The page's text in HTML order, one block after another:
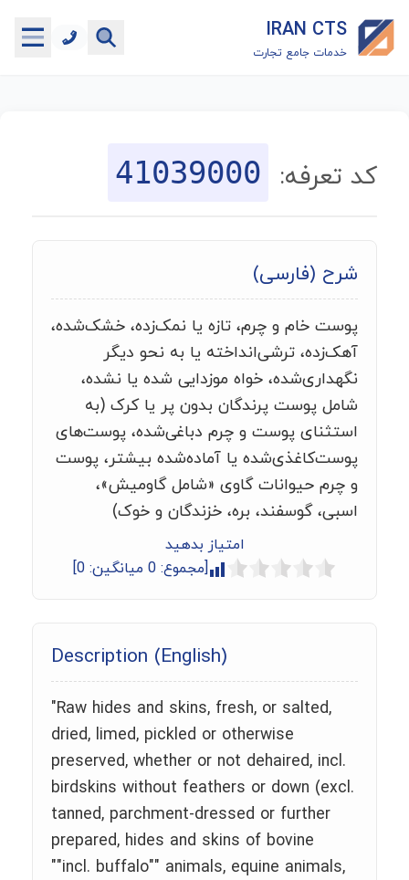
IRAN CTS
خدمات جامع تجارت
جستجوگر تعرفه گمرکی
ماشین حساب گمرکی
خدمات رایگان دیگر
کد تعرفه: 41039000
شرح (فارسی)
پوست خام و چرم، تازه یا نمک‌زده، خشک‌شده،
آهک‌زده، ترشی‌انداخته یا به نحو دیگر
نگهداری‌شده، خواه موزدایی شده یا نشده،
شامل پوست پرندگان بدون پر یا کرک (به
استثنای پوست و چرم دباغی‌شده، پوست‌های
پوست‌کاغذی‌شده یا آماده‌شده بیشتر، پوست
و چرم حیوانات گاوی «شامل گاومیش»،
اسبی، گوسفند، بره، خزندگان و خوک)
امتیاز بدهید
[مجموع: 0 میانگین: 0
]
Description (English)
"Raw hides and skins, fresh, or salted,
dried, limed, pickled or otherwise
preserved, whether or not dehaired, incl.
birdskins without feathers or down (excl.
tanned, parchment-dressed or further
prepared, hides and skins of bovine
""incl. buffalo"" animals, equine animals,